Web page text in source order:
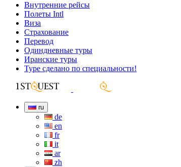
Внутренние рейсы
Полеты Intl
Виза
Страхование
Перевод
Одиндневные туры
Иранские туры
Туре сделано по специальности!
ru
de
en
fr
it
ar
zh